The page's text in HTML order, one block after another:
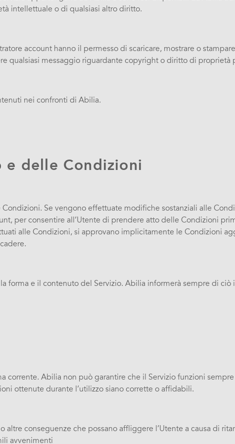
intellettuale o di qualsiasi altro diritto.
account hanno il permesso di scaricare, mostrare o
qualsiasi messaggio riguardante copyright o diritto di proprietà
nei confronti di Abilia.
delle Condizioni
Se vengono effettuate modifiche sostanziali alle
per consentire all’Utente di prendere atto delle Condizioni
alle Condizioni, si approvano implicitamente le Condizioni
forma e il contenuto del Servizio. Abilia informerà sempre di ciò
corrente. Abilia non può garantire che il Servizio funzioni
ottenute durante l’utilizzo siano corrette o affidabili.
conseguenze che possano affliggere l’Utente a causa di
avvenimenti